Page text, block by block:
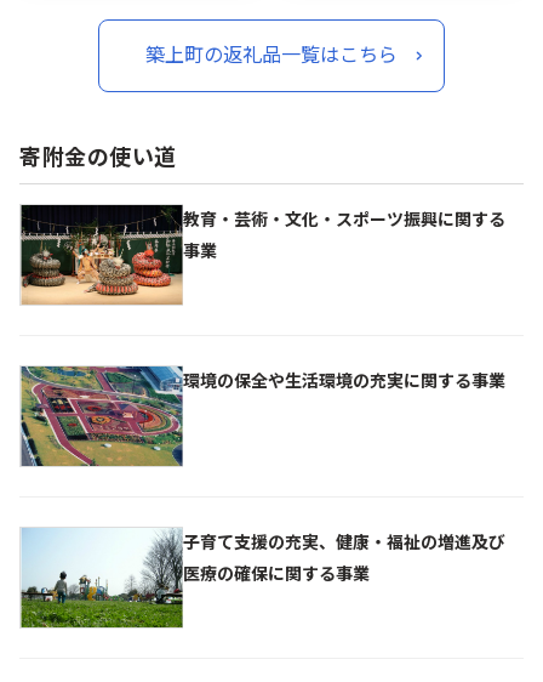
ス 冷凍 簡単 おかず 弁当
小分け 個包装 12000 1200
ス 冷凍 簡単 おかず 弁当
小分け 個包装 21000 2100
築上町の返礼品一覧はこちら
寄附金の使い道
教育・芸術・文化・スポーツ振興に関する
事業
環境の保全や生活環境の充実に関する事業
子育て支援の充実、健康・福祉の増進及び
医療の確保に関する事業